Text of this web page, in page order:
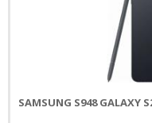
SAMSUNG S948 GALAXY